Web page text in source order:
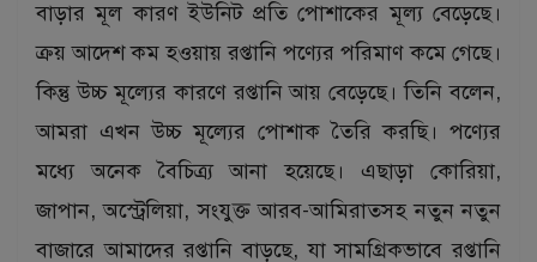
বাড়ার মূল কারণ ইউনিট প্রতি পোশাকের মূল্য বেড়েছে।
ক্রয় আদেশ কম হওয়ায় রপ্তানি পণ্যের পরিমাণ কমে গেছে।
কিন্তু উচ্চ মূল্যের কারণে রপ্তানি আয় বেড়েছে। তিনি বলেন,
আমরা এখন উচ্চ মূল্যের পোশাক তৈরি করছি। পণ্যের
মধ্যে অনেক বৈচিত্র্য আনা হয়েছে। এছাড়া কোরিয়া,
জাপান, অস্ট্রেলিয়া, সংযুক্ত আরব-আমিরাতসহ নতুন নতুন
বাজারে আমাদের রপ্তানি বাড়ছে, যা সামগ্রিকভাবে রপ্তানি